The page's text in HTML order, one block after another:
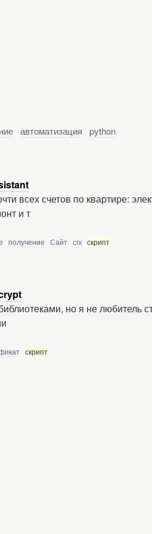
автоматизация python
всех счетов по квартире:
и т
получение Сайт сгк скрипт
но я не любитель
скрипт